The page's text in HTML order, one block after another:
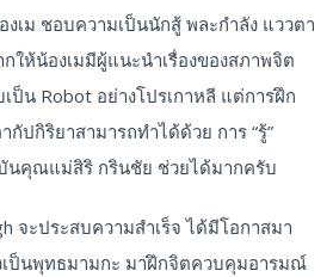
เม ชอบความเป็นนักสู้ พละกำลัง แววตา
ให้น้องเมมีผู้แนะนำเรื่องของสภาพจิต
ป็น Robot อย่างโปรเกาหลี แต่การฝึก
ปกิริยาสามารถทำได้ด้วย การ “รู้”
นคุณแม่สิริ กรินชัย ช่วยได้มากครับ
จะประสบความสำเร็จ ได้มีโอกาสมา
ป็นพุทธมามกะ มาฝึกจิตควบคุมอารมณ์